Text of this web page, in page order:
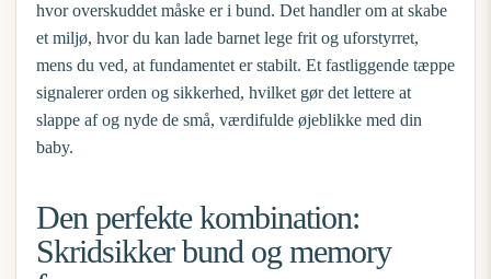
hvor overskuddet måske er i bund. Det handler om at skabe
et miljø, hvor du kan lade barnet lege frit og uforstyrret,
mens du ved, at fundamentet er stabilt. Et fastliggende tæppe
signalerer orden og sikkerhed, hvilket gør det lettere at
slappe af og nyde de små, værdifulde øjeblikke med din
baby.
Den perfekte kombination:
Skridsikker bund og memory